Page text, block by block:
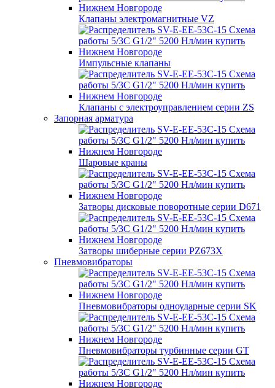
Клапаны электромагнитные VZ
Импульсные клапаны
Клапаны с электроуправлением серии ZS
Запорная арматура
Шаровые краны
Затворы дисковые поворотные серии D671
Затворы шиберные серии PZ673X
Пневмовибраторы
Пневмовибраторы одноударные серии SK
Пневмовибраторы турбинные серии GT